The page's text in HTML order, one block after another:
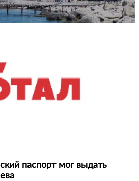
паспорт мог выдать